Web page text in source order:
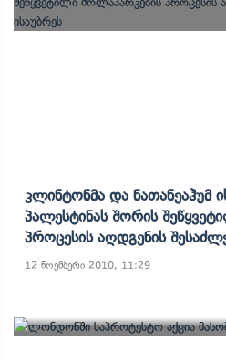
Კლინტონმა Და Ნათანეაჰუმ
Პალესტინას Შორის
Პროცესის Აღდგენის
12 ნოემბერი 2010, 11:29